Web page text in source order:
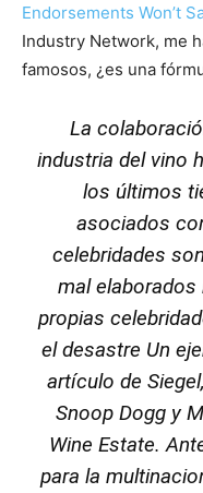
Endorsements Won’t
Industry Network, me
famosos, ¿es una
La
industria del vino
los últimos
asociados
celebridades
mal
propias
el desastre Un
artículo de
Snoop Dogg y
Wine Estate.
para la